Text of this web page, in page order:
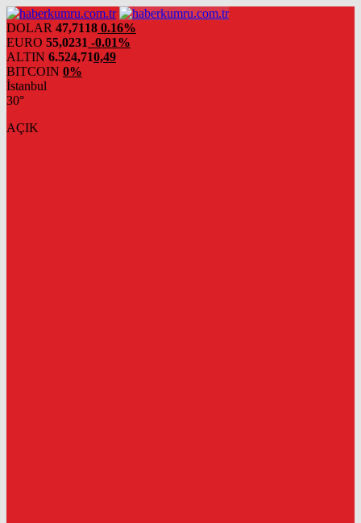
DOLAR 47,7118 0.16%
EURO 55,0231 -0.01%
ALTIN 6.524,710,49
BITCOIN 0%
İstanbul
30°
AÇIK